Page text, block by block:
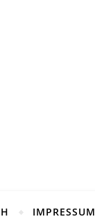
IMPRESSUM